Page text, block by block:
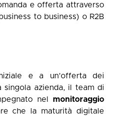
e offerta attraverso
to business) o R2B
e a un’offerta dei
singola azienda, il team di
nel monitoraggio
che la maturità digitale